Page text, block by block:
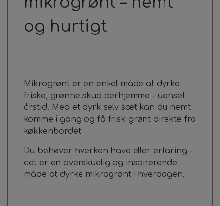
og hurtigt
Mikrogrønt er en enkel måde at dyrke
friske, grønne skud derhjemme – uanset
årstid. Med et dyrk selv sæt kan du nemt
komme i gang og få frisk grønt direkte fra
køkkenbordet.
Du behøver hverken have eller erfaring –
det er en overskuelig og inspirerende
måde at dyrke mikrogrønt i hverdagen.